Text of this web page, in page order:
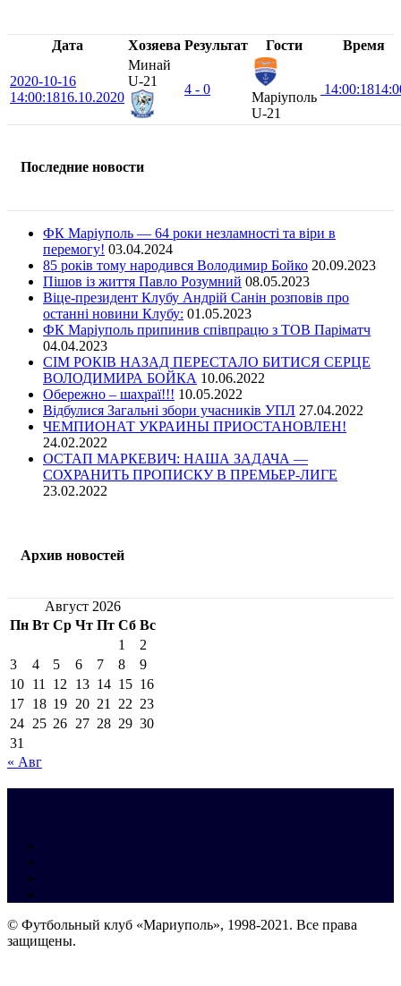
Дата Хозяева Результат Гости Время
2020-10-16
14:00:1816.10.2020
Минай
U-21
4 - 0
Маріуполь
U-21
14:00:18
Последние новости
ФК Маріуполь — 64 роки незламності та віри в
перемогу! 03.04.2024
85 років тому народився Володимир Бойко 20.09.2023
Пішов із життя Павло Розумний 08.05.2023
Віце-президент Клубу Андрій Санін розповів про
останні новини Клубу: 01.05.2023
ФК Маріуполь припинив співпрацю з ТОВ Паріматч
04.04.2023
СІМ РОКІВ НАЗАД ПЕРЕСТАЛО БИТИСЯ СЕРЦЕ
ВОЛОДИМИРА БОЙКА 10.06.2022
Обережно – шахраї!!! 10.05.2022
Відбулися Загальні збори учасників УПЛ 27.04.2022
ЧЕМПИОНАТ УКРАИНЫ ПРИОСТАНОВЛЕН!
24.02.2022
ОСТАП МАРКЕВИЧ: НАША ЗАДАЧА —
СОХРАНИТЬ ПРОПИСКУ В ПРЕМЬЕР-ЛИГЕ
23.02.2022
Архив новостей
Август 2026
Пн Вт Ср Чт Пт Сб Вс
1
2
3
4 5 6 7 8
9
10 11 12 13 14 15 16
17 18 19 20 21 22 23
24 25 26 27 28 29 30
31
« Авг
© Футбольный клуб «Мариуполь», 1998-2021. Все права
защищены.